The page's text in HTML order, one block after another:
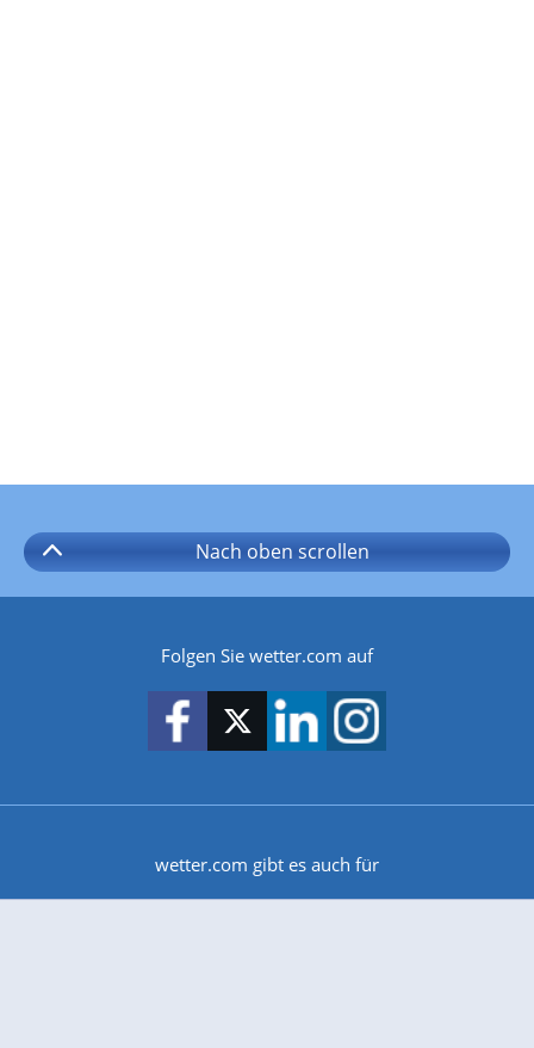
Nach oben scrollen
Folgen Sie wetter.com auf
wetter.com gibt es auch für